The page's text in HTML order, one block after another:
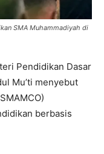
SMA Muhammadiyah di
Pendidikan Dasar
Mu’ti menyebut
berbasis